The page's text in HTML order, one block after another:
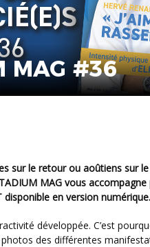
MAG #36
MAG vous
disponible en version numérique.
des différentes